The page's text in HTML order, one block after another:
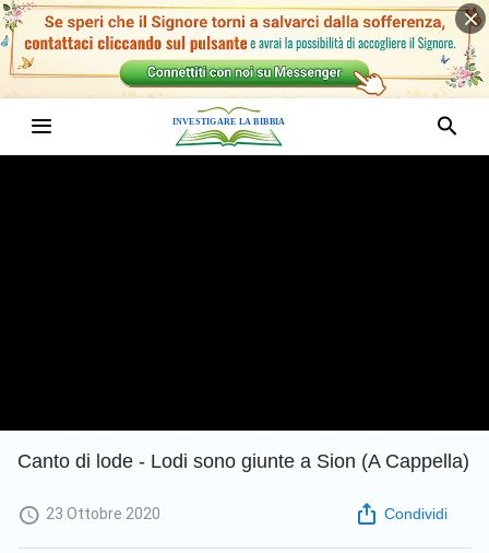
Canto di lode - Lodi sono giunte a Sion (A Cappella)
23 Ottobre 2020 Condividi